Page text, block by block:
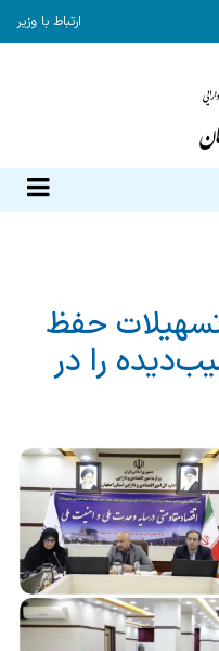
ارتباط با وزیر
حفظ
را در